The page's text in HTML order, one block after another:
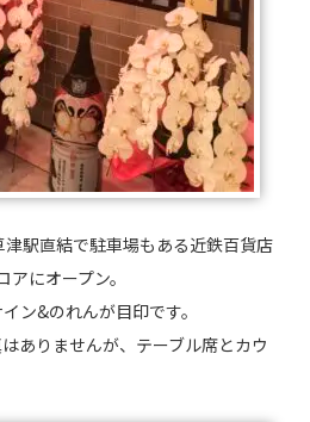
駅直結で駐車場もある近鉄百貨店
にオープン。
ン&のれんが目印です。
ありませんが、テーブル席とカウ